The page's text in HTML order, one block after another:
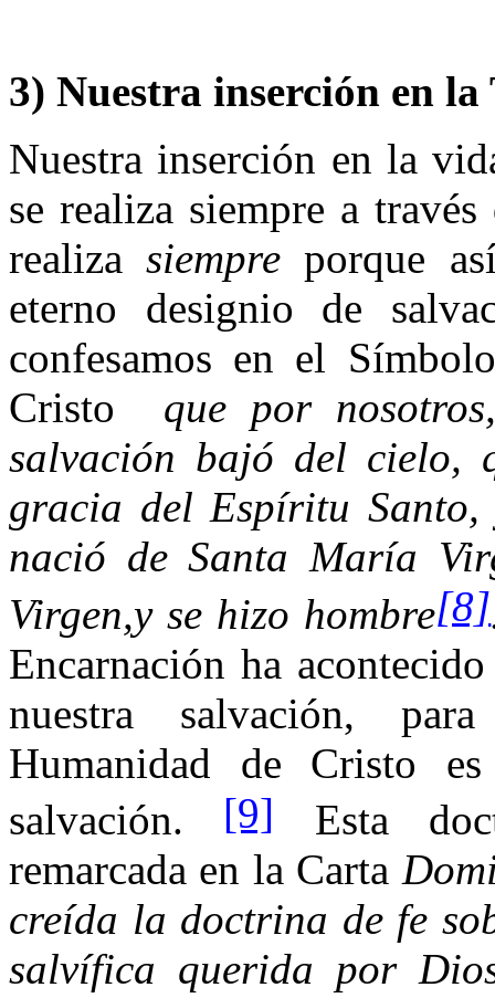
3) Nuestra inserción en
Nuestra inserción en la
se realiza siempre a
realizasiempre porque
eterno designio de
confesamos en el
Cristo
que por
salvación bajó del cielo,
gracia del Espíritu
nació de Santa María
Virgen,y se hizo hombre[8]
Encarnación ha
nuestra salvación,
Humanidad de Cristo
salvación. [9] Esta
remarcada en la Carta
creída la doctrina de fe
salvífica querida por